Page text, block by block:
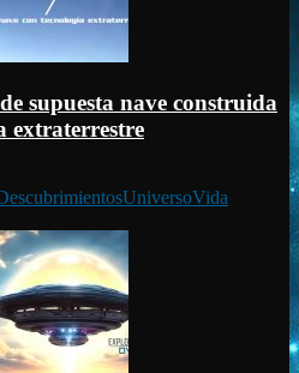
supuesta nave construida
extraterrestre
UniversoVida